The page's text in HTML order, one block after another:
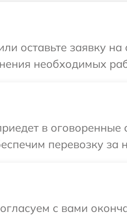
оставьте заявку
необходимых
в оговоренные
перевозку за
с вами